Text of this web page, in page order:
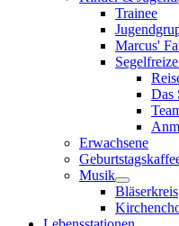
Trainee
Marcus'
Das
Erwachsene
Musik
Bläserkreis